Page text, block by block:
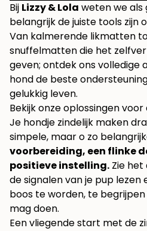
Bij Lizzy & Lola weten we als
belangrijk de juiste tools zijn
Van kalmerende likmatten
snuffelmatten die het
geven; ontdek ons volledige
hond de beste
gelukkig leven.
Bekijk onze oplossingen
Je hondje zindelijk maken
simpele, maar o zo
voorbereiding, een flinke
positieve instelling. Zie
de signalen van je pup
boos te worden, te
mag doen.
Een vliegende start met de